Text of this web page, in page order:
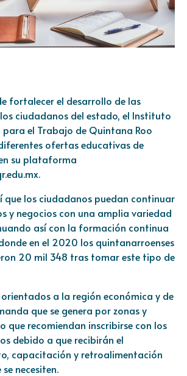
fortalecer el desarrollo de las
ciudadanos del estado, el Instituto
el Trabajo de Quintana Roo
ofertas educativas de
su plataforma
que los ciudadanos puedan continuar
y negocios con una amplia variedad
así con la formación continua
en el 2020 los quintanarroenses
20 mil 348 tras tomar este tipo de
orientados a la región económica y de
que se genera por zonas y
que recomiendan inscribirse con los
debido a que recibirán el
capacitación y retroalimentación
necesiten.